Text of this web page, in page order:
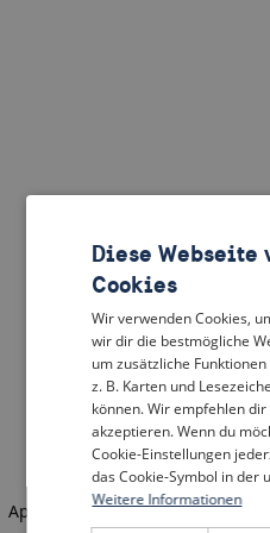
Application error: a client-side
Diese Webseite
Cookies
Wir verwenden Cookies,
wir dir die bestmögliche
um zusätzliche
z. B. Karten und
können. Wir empfehlen
akzeptieren. Wenn du
Cookie-Einstellungen
das Cookie-Symbol in der
Weitere Informationen